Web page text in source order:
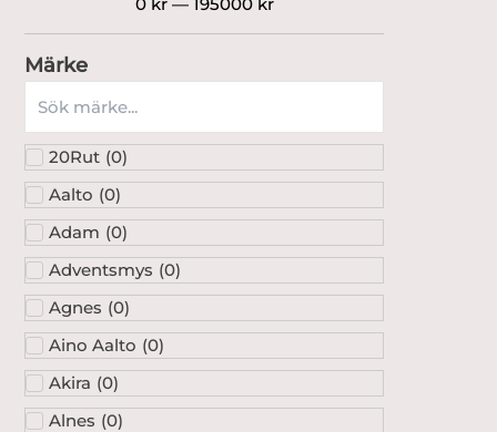
0 kr— 195000 kr
Märke
20Rut (0)
Aalto (0)
Adam (0)
Adventsmys (0)
Agnes (0)
Aino Aalto (0)
Akira (0)
Alnes (0)